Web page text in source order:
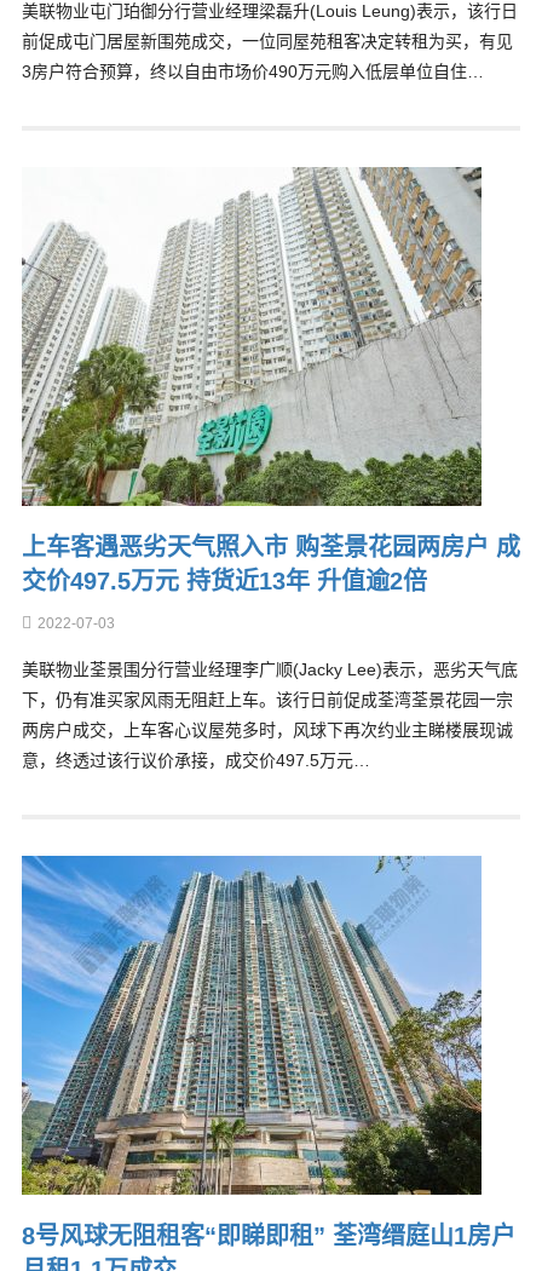
美联物业屯门珀御分行营业经理梁磊升(Louis Leung)表示，该行日
前促成屯门居屋新围苑成交，一位同屋苑租客决定转租为买，有见
3房户符合预算，终以自由市场价490万元购入低层单位自住…
上车客遇恶劣天气照入市 购荃景花园两房户 成
交价497.5万元 持货近13年 升值逾2倍
2022-07-03
美联物业荃景围分行营业经理李广顺(Jacky Lee)表示，恶劣天气底
下，仍有准买家风雨无阻赶上车。该行日前促成荃湾荃景花园一宗
两房户成交，上车客心议屋苑多时，风球下再次约业主睇楼展现诚
意，终透过该行议价承接，成交价497.5万元…
8号风球无阻租客“即睇即租” 荃湾缙庭山1房户